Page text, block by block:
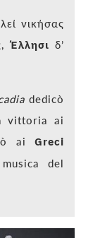
νικήσας
Έλλησι δ’
dedicò
vittoria ai
aiGreci
del